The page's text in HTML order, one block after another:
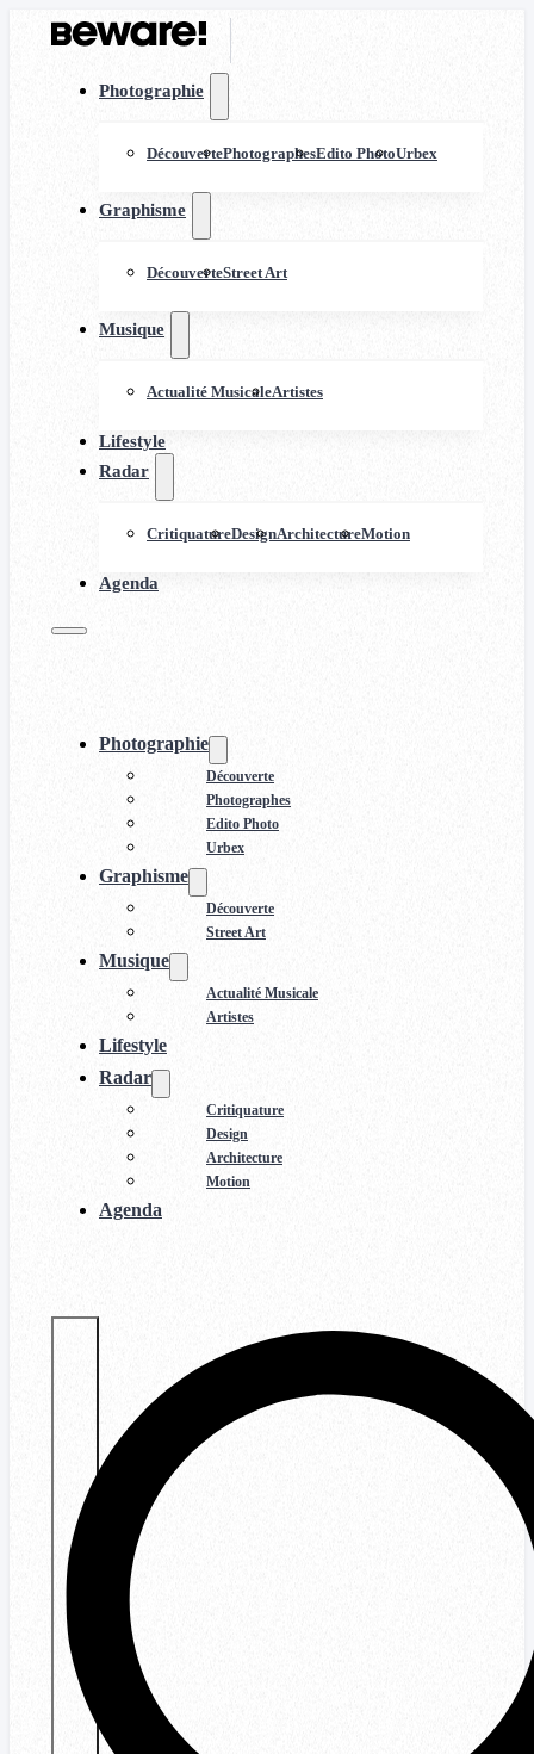
Photographie
DécouvertePhotographesEdito PhotoUrbex
Graphisme
DécouverteStreet Art
Musique
Actualité MusicaleArtistes
Lifestyle
Radar
CritiquatureDesignArchitectureMotion
Agenda
Photographie
Découverte
Photographes
Edito Photo
Urbex
Graphisme
Découverte
Street Art
Musique
Actualité Musicale
Artistes
Lifestyle
Radar
Critiquature
Design
Architecture
Motion
Agenda